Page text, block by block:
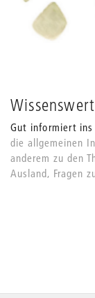
Gut informiert
die allgemeinen
anderem zu den
Ausland, Fragen